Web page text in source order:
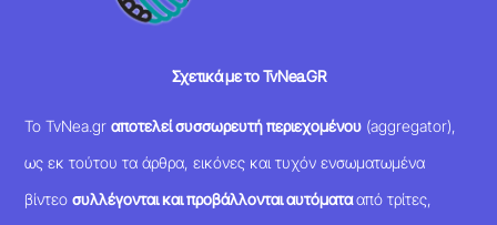
Σχετικά με το TvNea.GR
Το TvNea.grαποτελεί συσσωρευτή περιεχομένου (aggregator),
ως εκ τούτου τα άρθρα, εικόνες και τυχόν ενσωματωμένα
βίντεοσυλλέγονται και προβάλλονται αυτόματααπό τρίτες,